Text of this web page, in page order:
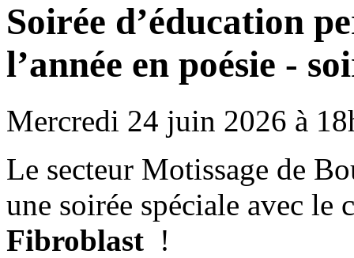
Soirée d’éducation
l’année en poésie -
Mercredi 24 juin 2026 à
Le secteur Motissage de
une soirée spéciale avec
Fibroblast !